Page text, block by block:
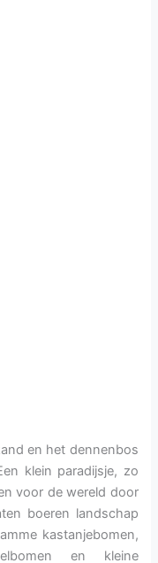
en het dennenbos
klein paradijsje, zo
voor de wereld door
boeren landschap
kastanjebomen,
en kleine